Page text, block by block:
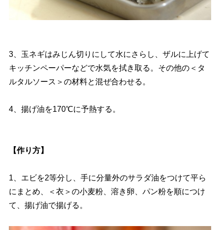
3、玉ネギはみじん切りにして水にさらし、ザルに上げて
キッチンペーパーなどで水気を拭き取る。その他の＜タ
ルタルソース＞の材料と混ぜ合わせる。
4、揚げ油を170℃に予熱する。
【作り方】
1、エビを2等分し、手に分量外のサラダ油をつけて平ら
にまとめ、＜衣＞の小麦粉、溶き卵、パン粉を順につけ
て、揚げ油で揚げる。